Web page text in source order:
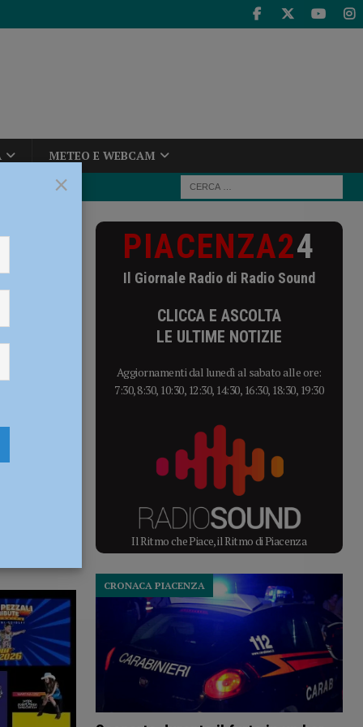
METEO E WEBCAM
Carlo
PIACENZA24
Il Giornale Radio di Radio Sound
CLICCA E ASCOLTA
LE ULTIME NOTIZIE
Aggiornamenti dal lunedì al sabato alle ore:
7:30, 8:30, 10:30, 12:30, 14:30, 16:30, 18:30, 19:30
Il Ritmo che Piace, il Ritmo di Piacenza
CRONACA PIACENZA
×